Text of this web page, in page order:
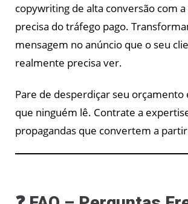
copywriting de alta conversão com
precisa do tráfego pago.
mensagem no anúncio que o seu
realmente precisa ver.
Pare de desperdiçar seu orçamento
que ninguém lê. Contrate a
propagandas que convertem a